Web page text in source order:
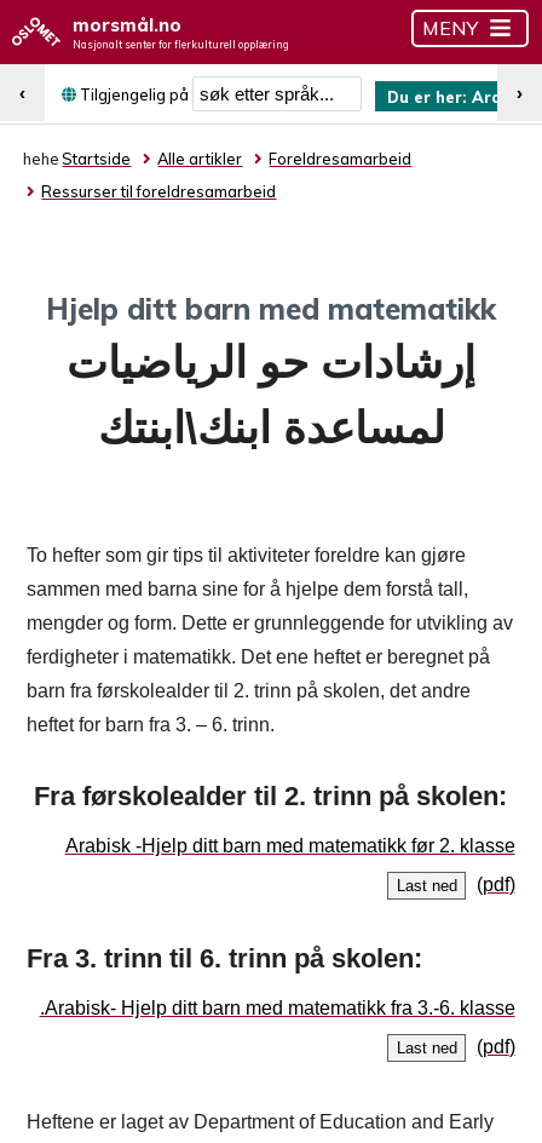
morsmål.no
Nasjonalt senter for flerkulturell opplæring
MENY
Tilgjengelig på
Søk etter språk
Du er her:Arabisk
‹ ›
hehe Startside Alle artikler
Foreldresamarbeid
Ressurser til foreldresamarbeid
Hjelp ditt barn med matematikk
إرشادات حو الرياضيات
لمساعدة ابنك\ابنتك
To hefter som gir tips til aktiviteter foreldre kan gjøre
sammen med barna sine for å hjelpe dem forstå tall,
mengder og form. Dette er grunnleggende for utvikling av
ferdigheter i matematikk. Det ene heftet er beregnet på
barn fra førskolealder til 2. trinn på skolen, det andre
heftet for barn fra 3. – 6. trinn.
Fra førskolealder til 2. trinn på skolen:
Arabisk -Hjelp ditt barn med matematikk før 2. klasse
Last ned
Fra 3. trinn til 6. trinn på skolen:
.Arabisk- Hjelp ditt barn med matematikk fra 3.-6. klasse
Last ned
Heftene er laget av Department of Education and Early